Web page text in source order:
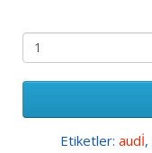
Etiketler: audİ,